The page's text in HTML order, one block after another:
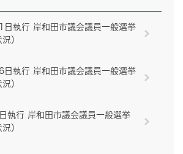
執行 岸和田市議会議員一般選挙
）
執行 岸和田市議会議員一般選挙
）
執行 岸和田市議会議員一般選挙
）